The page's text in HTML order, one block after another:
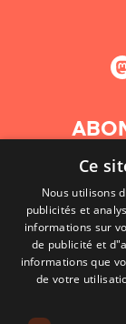
Ce
Nous utilisons
publicités et
informations sur
de publicité et
informations que
de votre